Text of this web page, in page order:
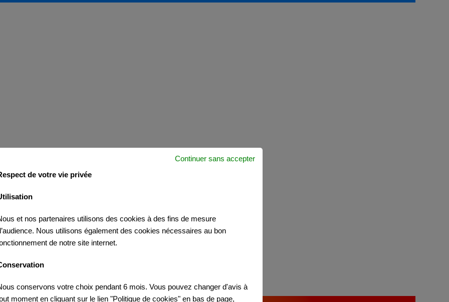
de votre vie privée
et nos partenaires utilisons des cookies à des fins de mesure
Nous utilisons également des cookies nécessaires au bon
de notre site internet.
conservons votre choix pendant 6 mois. Vous pouvez changer d'avis à
moment en cliquant sur le lien "Politique de cookies" en bas de page,
Continuer sans accepter